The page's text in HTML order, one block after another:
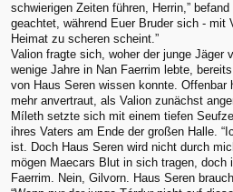
schwierigen Zeiten führen, Herrin,”
geachtet, während Euer Bruder sich - mit
Heimat zu scheren scheint.”
Valion fragte sich, woher der junge Jäger
wenige Jahre in Nan Faerrim lebte,
von Haus Seren wissen konnte. Offenbar
mehr anvertraut, als Valion zunächst
Míleth setzte sich mit einem tiefen
ihres Vaters am Ende der großen Halle.
ist. Doch Haus Seren wird nicht durch
mögen Maecars Blut in sich tragen, doch
Faerrim. Nein, Gilvorn. Haus Seren